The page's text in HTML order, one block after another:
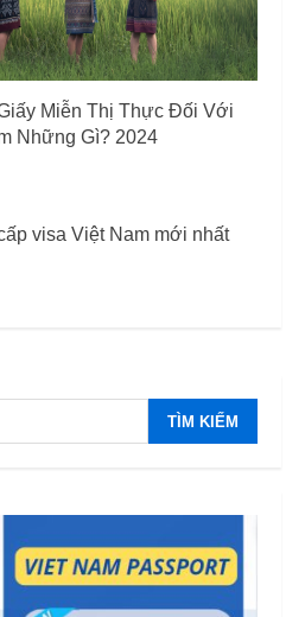
Miễn Thị Thực Đối Với
Những Gì? 2024
visa Việt Nam mới nhất